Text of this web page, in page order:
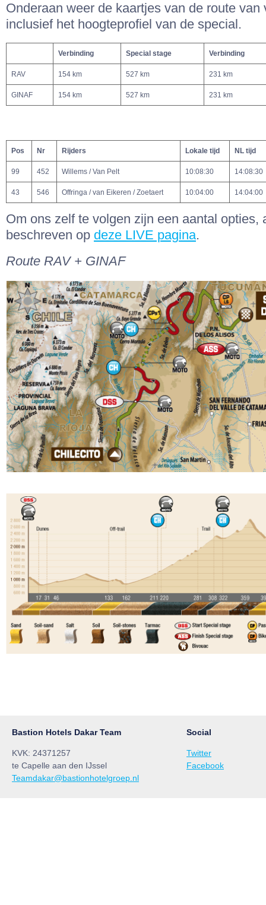
Onderaan weer de kaartjes van de route van
inclusief het hoogteprofiel van de special.
Verbinding Special stage Verbinding
RAV 154 km 527 km 231 km
GINAF 154 km 527 km 231 km
Pos Nr Rijders Lokale tijd NL tijd
99 452 Willems / Van Pelt 10:08:30 14:08:30
43 546 Offringa / van Eikeren / Zoetaert 10:04:00 14:04:00
Om ons zelf te volgen zijn een aantal opties,
beschreven op deze LIVE pagina.
Route RAV + GINAF
Bastion Hotels Dakar Team
KVK: 24371257
te Capelle aan den IJssel
Teamdakar@bastionhotelgroep.nl
Social
Twitter
Facebook